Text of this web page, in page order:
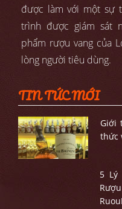
được làm với một sự
trình được giám sát
phẩm rượu vang của
lòng người tiêu dùng.
TIN TỨC MỚI
Giới
thức
5 Lý